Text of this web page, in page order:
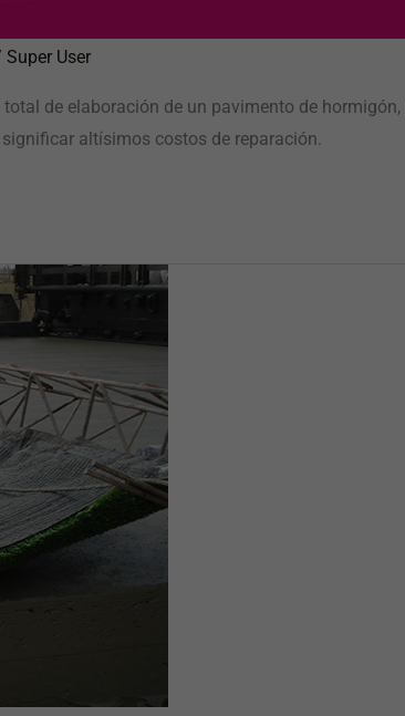
Super User
de elaboración de un pavimento de
altísimos costos de reparación.